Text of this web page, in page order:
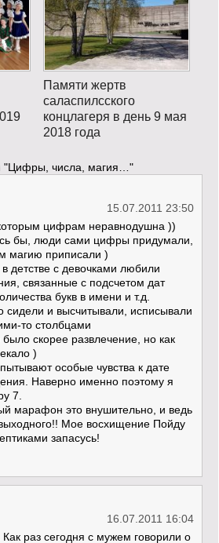
Памяти жертв
саласпилсского
концлагеря в день 9 мая
2018 года
"Цифры, числа, магия…"
15.07.2011 23:50
цифрам неравнодушна ))
бы, люди сами цифры придумали,
магию приписали )
детстве с девочками любили
связанные с подсчетом дат
букв в имени и т.д.
сидели и высчитывали, исписывали
то столбцами
было скорее развлечение, но как
)
особые чувства к дате
Наверно именно поэтому я
7.
марафон это внушительно, и ведь
Мое восхищение Пойду
запасусь!
16.07.2011 16:04
раз сегодня с мужем говорили о